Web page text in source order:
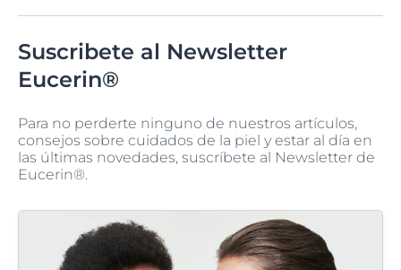
Suscribete al Newsletter
Eucerin®
Para no perderte ninguno de nuestros artículos,
consejos sobre cuidados de la piel y estar al día en
las últimas novedades, suscríbete al Newsletter de
Eucerin®.